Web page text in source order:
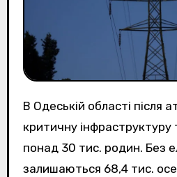
В Одеській області після атаки рф заживили
критичну інфраструктуру
понад 30 тис. родин. Без
залишаються 68,4 тис.